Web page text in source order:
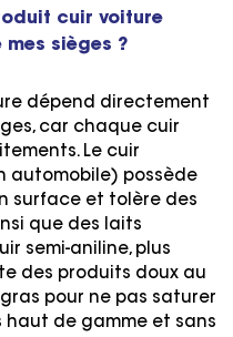
cuir voiture
sièges ?
dépend directement
car chaque cuir
Le cuir
automobile) possède
surface et tolère des
que des laits
semi-aniline, plus
des produits doux au
pour ne pas saturer
haut de gamme et sans